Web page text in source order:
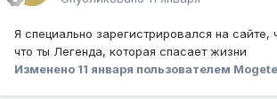
Я специально зарегистрировался на сайте,
что ты Легенда, которая спасает жизни
Изменено 11 января пользователем